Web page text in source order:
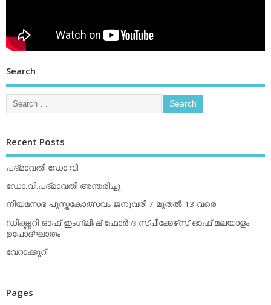
Search
Recent Posts
പദ്മാവതി ഡോ.വി.
ഡോ.വി.പദ്മാവതി അന്തരിച്ചു
നിയമസഭ പുസ്തകോത്സവം ജനുവരി 7 മുതല്‍ 13 വരെ
ഡിക്ഷ്ണറി ഓഫ് ഇംഗ്ലിഷ് ഫോര്‍ ദ സ്പീക്കേഴ്‌സ് ഓഫ് മലയാളം
ഉപോദ്ഘാതം
വേറാക്കൂറ്
Pages